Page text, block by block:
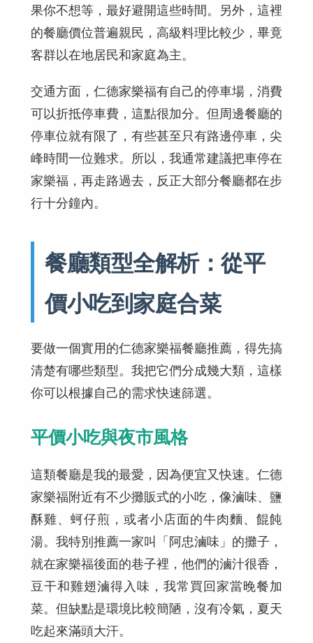
果你不想等，最好避開這些時間。另外，這裡
的餐廳價位普遍親民，高級料理比較少，畢竟
客群以在地居民和家庭為主。
交通方面，仁德家樂福有自己的停車場，消費
可以折抵停車費，這點很加分。但周邊餐廳的
停車位就有限了，有些甚至只有路邊停車，尖
峰時間一位難求。所以，我通常建議把車停在
家樂福，再走路過去，反正大部分餐廳都在步
行十分鐘內。
餐廳類型全解析：從平
價小吃到家庭合菜
要做一個實用的仁德家樂福餐廳推薦，得先搞
清楚有哪些類型。我把它們分成幾大類，這樣
你可以根據自己的需求快速篩選。
平價小吃與夜市風格
這類餐廳是我的最愛，因為便宜又快速。仁德
家樂福附近有不少攤販式的小吃，像滷味、鹽
酥雞、蚵仔煎，或者小店面的牛肉麵、餛飩
湯。我特別推薦一家叫「阿忠滷味」的攤子，
就在家樂福後面的巷子裡，他們的滷汁很香，
豆干和雞翅滷得入味，我常買回家當晚餐加
菜。但缺點是環境比較簡陋，沒有冷氣，夏天
吃起來滿頭大汗。